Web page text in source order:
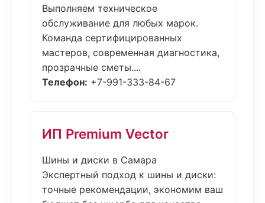
Выполняем техническое
обслуживание для любых марок.
Команда сертифицированных
мастеров, современная диагностика,
прозрачные сметы....
Телефон: +7-991-333-84-67
ИП Premium Vector
Шины и диски в Самара
Экспертный подход к шины и диски:
точные рекомендации, экономим ваш